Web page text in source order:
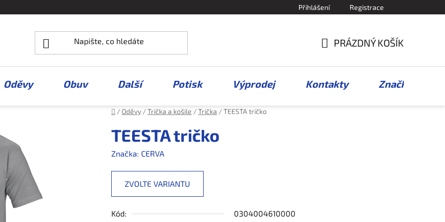
Přihlášení Registrace
KOŠÍK
PRÁZDNÝ KOŠÍK
Oděvy Obuv Další Potisk Výprodej Kontakty Značky
Domů
/ Oděvy /Trička a košile /Trička /TEESTA tričko
TEESTA tričko
Značka: CERVA
ZVOLTE VARIANTU
Kód: 0304004610000